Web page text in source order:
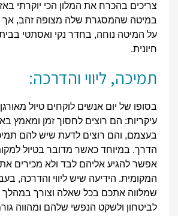
צריכים בהכרח את המלון הכי יוקרתי
במיטה שהמסגרת שלה מצופה זהב, אך
על המיטה נוחה, בחדר נקי ואסתטי בבית
חיונית.
תמיכה, ליווי והדרכה:
עיקריות: הם רוצים לחסוך זמן ומאמץ
בעצמם, והם רוצים לדעת שיש להם תמיכה
הדרך. במיוחד כאשר מדובר בטיול
אפשר להגיע אליהם לבד ולא מכירים
המקומית. הידיעה שיש ליווי והדרכה,
שמלווה אתכם בכל שאלה וצורך במהלך
לביטחון ולשקט הנפשי שלהם ומהווה